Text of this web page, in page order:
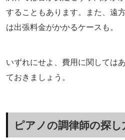
することもあります。また、遠
は出張料金がかかるケースも。
いずれにせよ、費用に関しては
ておきましょう。
ピアノの調律師の探し